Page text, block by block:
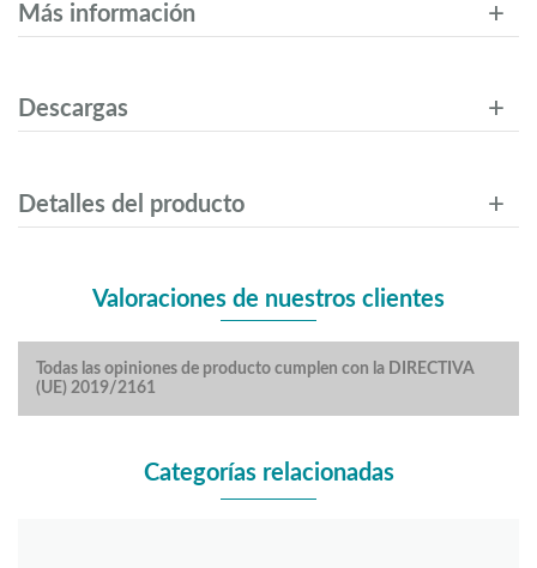
Más información
Descargas
Detalles del producto
Valoraciones de nuestros clientes
Todas las opiniones de producto cumplen con la DIRECTIVA
(UE) 2019/2161
Categorías relacionadas